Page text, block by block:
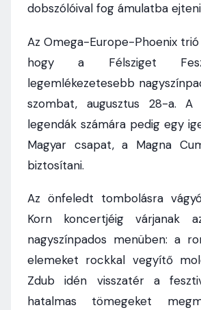
dobszólóival fog ámulatba
Az Omega-Europe-Phoenix
hogy a Félsziget
legemlékezetesebb
szombat, augusztus 28-a.
legendák számára pedig egy
Magyar csapat, a Magna
biztosítani.
Az önfeledt tombolásra
Korn koncertjéig várjanak
nagyszínpados menüben: a
elemeket rockkal vegyítő
Zdub idén visszatér a
hatalmas tömegeket